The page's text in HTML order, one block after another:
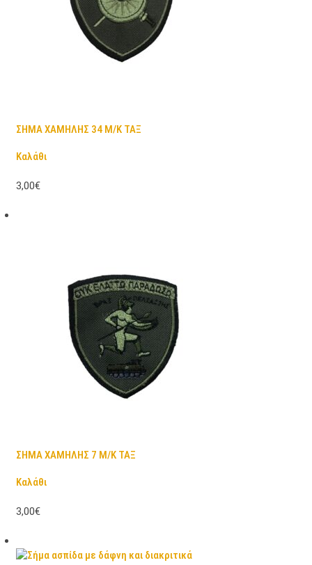
ΣΗΜΑ ΧΑΜΗΛΗΣ 34 Μ/Κ ΤΑΞ
Καλάθι
3,00€
ΣΗΜΑ ΧΑΜΗΛΗΣ 7 Μ/Κ ΤΑΞ
Καλάθι
3,00€